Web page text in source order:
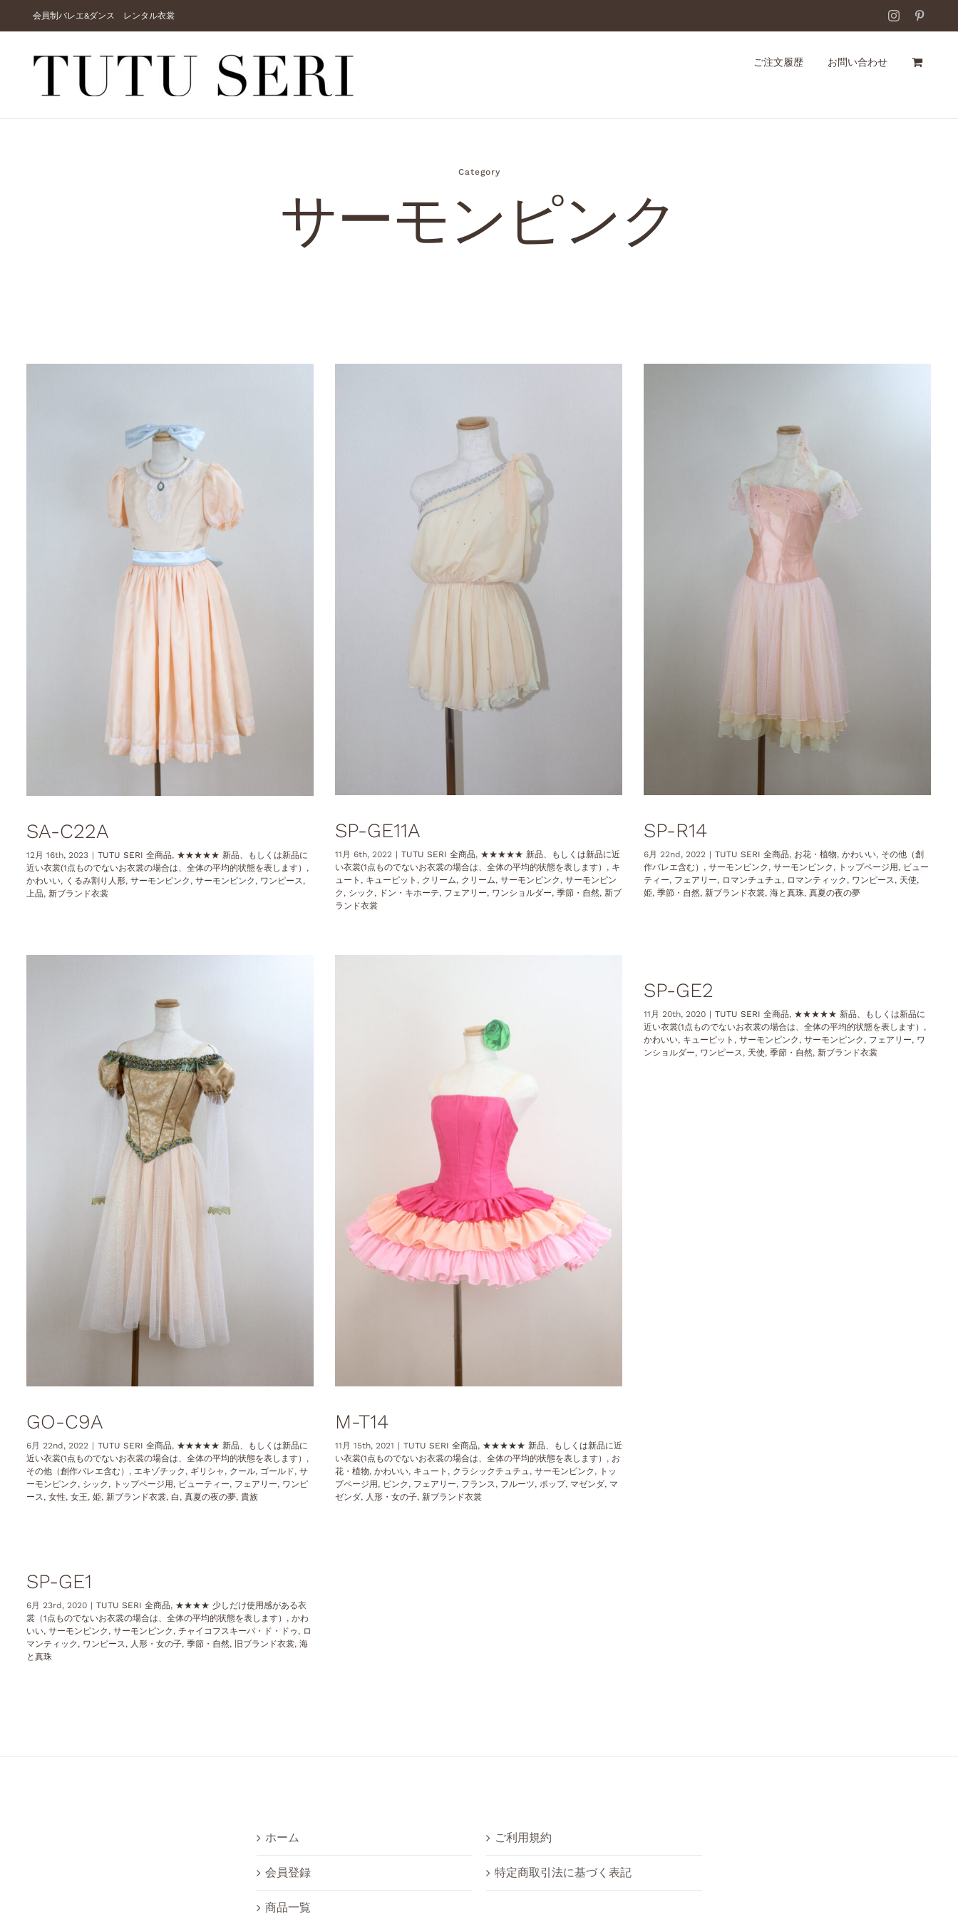
to
会員制バレエ&ダンス レンタル衣裳 Instagram
ご注文履歴 お問い合わせ
Category
サーモンピンク
SA-C22A
12月 16th, 2023 | TUTU SERI 全商品, ★★★★★ 新品、もしくは新品に
近い衣裳(1点ものでないお衣裳の場合は、全体の平均的状態を表します） ,
かわいい, くるみ割り人形, サーモンピンク , サーモンピンク , ワンピース,
上品, 新ブランド衣裳
SP-GE11A
11月 6th, 2022 | TUTU SERI 全商品, ★★★★★ 新品、もしくは新品に近
い衣裳(1点ものでないお衣裳の場合は、全体の平均的状態を表します） , キ
ュート , キューピット , クリーム, クリーム, サーモンピンク , サーモンピン
ク , シック , ドン・キホーテ, フェアリー, ワンショルダー, 季節・自然, 新ブ
ランド衣裳
SP-R14
6月 22nd, 2022 | TUTU SERI 全商品, お花・植物, かわいい, その他（創
作バレエ含む） , サーモンピンク , サーモンピンク , トップページ用, ビュー
ティー, フェアリー, ロマンチュチュ , ロマンティック , ワンピース , 天使,
姫, 季節・自然, 新ブランド衣裳, 海と真珠, 真夏の夜の夢
GO-C9A
6月 22nd, 2022 | TUTU SERI 全商品, ★★★★★ 新品、もしくは新品に
近い衣裳(1点ものでないお衣裳の場合は、全体の平均的状態を表します） ,
その他（創作バレエ含む） , エキゾチック , ギリシャ , クール, ゴールド, サ
ーモンピンク , シック , トップページ用, ビューティー, フェアリー, ワンピ
ース , 女性, 女王, 姫, 新ブランド衣裳, 白 , 真夏の夜の夢, 貴族
M-T14
11月 15th, 2021 | TUTU SERI 全商品, ★★★★★ 新品、もしくは新品に近
い衣裳(1点ものでないお衣裳の場合は、全体の平均的状態を表します） , お
花・植物, かわいい, キュート , クラシックチュチュ , サーモンピンク ,
トッ
プページ用, ピンク , フェアリー, フランス , フルーツ, ポップ, マゼンダ, マ
ゼンダ, 人形・女の子, 新ブランド衣裳
SP-GE2
11月 20th, 2020 | TUTU SERI 全商品, ★★★★★ 新品、もしくは新品に
近い衣裳(1点ものでないお衣裳の場合は、全体の平均的状態を表します） ,
かわいい, キューピット , サーモンピンク , サーモンピンク , フェアリー, ワ
ンショルダー, ワンピース , 天使, 季節・自然, 新ブランド衣裳
SP-GE1
6月 23rd, 2020 | TUTU SERI 全商品, ★★★★ 少しだけ使用感がある衣
裳（1点ものでないお衣裳の場合は、全体の平均的状態を表します） , かわ
いい, サーモンピンク , サーモンピンク , チャイコフスキーパ・ド・ドゥ , ロ
マンティック , ワンピース , 人形・女の子, 季節・自然, 旧ブランド衣裳, 海
と真珠
ホーム
会員登録
商品一覧
ご利用規約
特定商取引法に基づく表記